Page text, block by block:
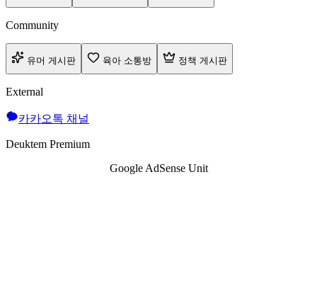
Community
유머 게시판 육아 소통방 정책 게시판
External
카카오톡 채널
Deuktem Premium
Google AdSense Unit